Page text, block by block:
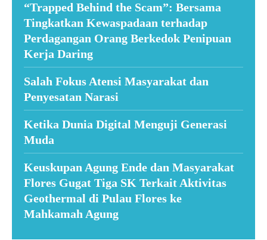
“Trapped Behind the Scam”: Bersama
Tingkatkan Kewaspadaan terhadap
Perdagangan Orang Berkedok Penipuan
Kerja Daring
Salah Fokus Atensi Masyarakat dan
Penyesatan Narasi
Ketika Dunia Digital Menguji Generasi
Muda
Keuskupan Agung Ende dan Masyarakat
Flores Gugat Tiga SK Terkait Aktivitas
Geothermal di Pulau Flores ke
Mahkamah Agung